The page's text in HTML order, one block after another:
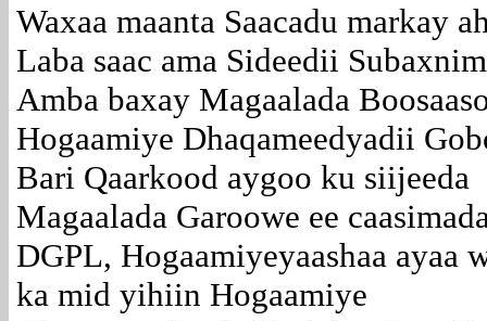
Waxaa maanta Saacadu markay
Laba saac ama Sideedii
Amba baxay Magaalada
Hogaamiye Dhaqameedyadii
Bari Qaarkood aygoo ku siijeeda
Magaalada Garoowe ee
DGPL, Hogaamiyeyaashaa ayaa
ka mid yihiin Hogaamiye